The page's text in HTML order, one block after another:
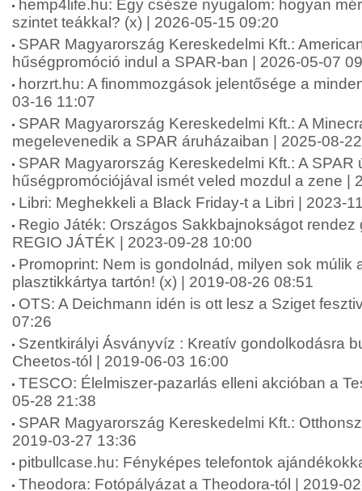
hemp4life.hu: Egy csésze nyugalom: hogyan
szintet teákkal? (x) | 2026-05-15 09:20
SPAR Magyarország Kereskedelmi Kft.:
hűségpromóció indul a SPAR-ban | 2026-05-07
horzrt.hu: A finommozgások jelentősége a
03-16 11:07
SPAR Magyarország Kereskedelmi Kft.: A
megelevenedik a SPAR áruházaiban | 2025-08-
SPAR Magyarország Kereskedelmi Kft.: A SPAR
hűségpromóciójával ismét veled mozdul a zene |
Libri: Meghekkeli a Black Friday-t a Libri | 2023-
Regio Játék: Országos Sakkbajnokságot rendez
REGIO JÁTÉK | 2023-09-28 10:00
Promoprint: Nem is gondolnád, milyen sok múlik
plasztikkártya tartón! (x) | 2019-08-26 08:51
OTS: A Deichmann idén is ott lesz a Sziget
07:26
Szentkirályi Ásványvíz : Kreatív gondolkodásra
Cheetos-tól | 2019-06-03 16:00
TESCO: Élelmiszer-pazarlás elleni akcióban a
05-28 21:38
SPAR Magyarország Kereskedelmi Kft.:
2019-03-27 13:36
pitbullcase.hu: Fényképes telefontok
Theodora: Fotópályázat a Theodora-tól | 2019-